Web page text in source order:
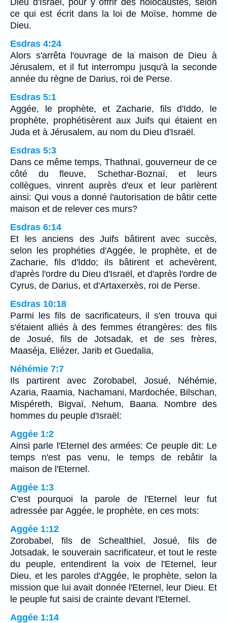
ce qui est écrit dans la loi de Moïse, homme de
Dieu.
Esdras 4:24
Alors s'arrêta l'ouvrage de la maison de Dieu à
Jérusalem, et il fut interrompu jusqu'à la seconde
année du règne de Darius, roi de Perse.
Esdras 5:1
Aggée, le prophète, et Zacharie, fils d'Iddo, le
prophète, prophétisèrent aux Juifs qui étaient en
Juda et à Jérusalem, au nom du Dieu d'Israël.
Esdras 5:3
Dans ce même temps, Thathnaï, gouverneur de ce
côté du fleuve, Schethar-Boznaï, et leurs
collègues, vinrent auprès d'eux et leur parlèrent
ainsi: Qui vous a donné l'autorisation de bâtir cette
maison et de relever ces murs?
Esdras 6:14
Et les anciens des Juifs bâtirent avec succès,
selon les prophéties d'Aggée, le prophète, et de
Zacharie, fils d'Iddo; ils bâtirent et achevèrent,
d'après l'ordre du Dieu d'Israël, et d'après l'ordre de
Cyrus, de Darius, et d'Artaxerxès, roi de Perse.
Esdras 10:18
Parmi les fils de sacrificateurs, il s'en trouva qui
s'étaient alliés à des femmes étrangères: des fils
de Josué, fils de Jotsadak, et de ses frères,
Maaséja, Eliézer, Jarib et Guedalia,
Néhémie 7:7
Ils partirent avec Zorobabel, Josué, Néhémie,
Azaria, Raamia, Nachamani, Mardochée, Bilschan,
Mispéreth, Bigvaï, Nehum, Baana. Nombre des
hommes du peuple d'Israël:
Aggée 1:2
Ainsi parle l'Eternel des armées: Ce peuple dit: Le
temps n'est pas venu, le temps de rebâtir la
maison de l'Eternel.
Aggée 1:3
C'est pourquoi la parole de l'Eternel leur fut
adressée par Aggée, le prophète, en ces mots:
Aggée 1:12
Zorobabel, fils de Schealthiel, Josué, fils de
Jotsadak, le souverain sacrificateur, et tout le reste
du peuple, entendirent la voix de l'Eternel, leur
Dieu, et les paroles d'Aggée, le prophète, selon la
mission que lui avait donnée l'Eternel, leur Dieu. Et
le peuple fut saisi de crainte devant l'Eternel.
Aggée 1:14